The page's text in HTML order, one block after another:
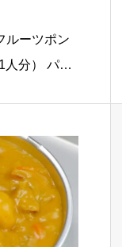
ルーツポン
人分） パイ
… […]